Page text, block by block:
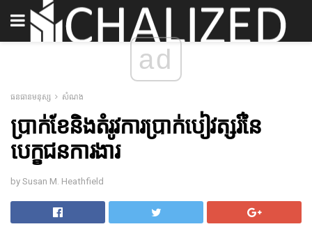
ad
ធនធានមនុស្ស សំណង
ប្រាក់ខែនិងតំរូវការប្រាក់បៀវត្សរ៍នៃ
បេក្ខជនការងារ
by Susan M. Heathfield